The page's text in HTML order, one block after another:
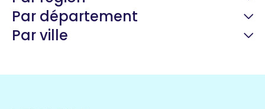
Par département
Par ville